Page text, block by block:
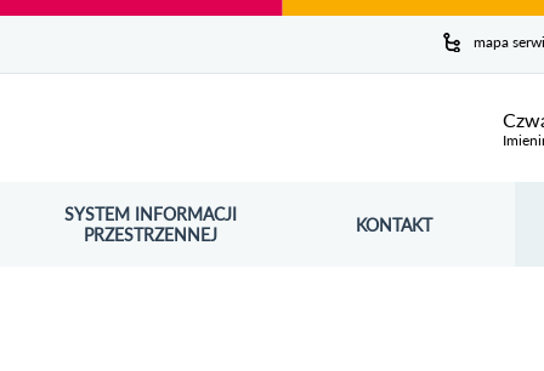
mapa
SYSTEM INFORMACJI
PRZESTRZENNEJ
OTWORZY SIĘ W NOWYM OKNIE KONTAKT